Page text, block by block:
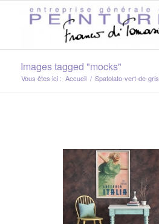
Images tagged "mocks"
Vous êtes ici : Accueil / Spatolato-vert-de-gris